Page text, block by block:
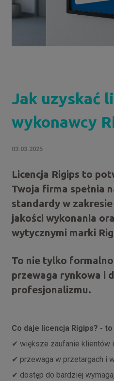
Jak uzyskać
wykonawcy
03.03.2025
Licencja Rigips to
Twoja firma spełnia
standardy w
jakości wykonania
wytycznymi marki
To nie tylko
przewaga rynkowa i
profesjonalizmu.
Co daje licencja Rigips? -
✔ większe zaufanie klientów
✔ przewaga w przetargach i
✔ dostęp do bardziej